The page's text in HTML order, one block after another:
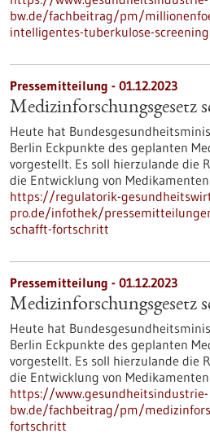
bw.de/fachbeitrag/pm/
intelligentes-tuberkulose-screening
Pressemitteilung - 01.12.2023
Medizinforschungsgesetz
Heute hat
Berlin Eckpunkte des geplanten
vorgestellt. Es soll hierzulande die
die Entwicklung von
https://regulatorik-
pro.de/infothek/
schafft-fortschritt
Pressemitteilung - 01.12.2023
Medizinforschungsgesetz
Heute hat
Berlin Eckpunkte des geplanten
vorgestellt. Es soll hierzulande die
die Entwicklung von
https://www.gesundheitsindustrie-
bw.de/fachbeitrag/pm/
fortschritt